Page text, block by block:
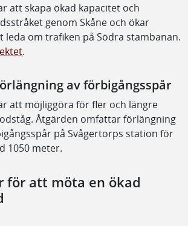
att skapa ökad kapacitet och
genom Skåne och ökar
leda om trafiken på Södra stambanan.
.
av förbigångsspår
att möjliggöra för fler och längre
Åtgärden omfattar förlängning
på Svågertorps station för
1050 meter.
för att möta en ökad